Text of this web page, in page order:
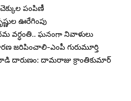
పంపిణీ
ఊరేగింపు
వర్ధంతి.. ఘనంగా నివాళులు
జరిపించాలి-ఎంపీ గురుమూర్తి
దారుణం: దామరాజు క్రాంతికుమార్